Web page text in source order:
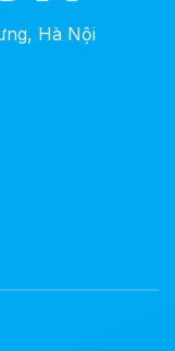
Hà Nội